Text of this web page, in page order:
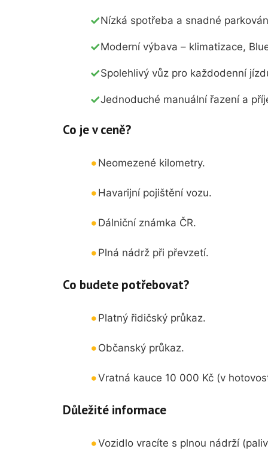
Nízká spotřeba a snadné
Moderní výbava – klimatizace,
Spolehlivý vůz pro každodenní
Jednoduché manuální řazení a
Co je v ceně?
Neomezené kilometry.
Havarijní pojištění vozu.
Dálniční známka ČR.
Plná nádrž při převzetí.
Co budete potřebovat?
Platný řidičský průkaz.
Občanský průkaz.
Vratná kauce 10 000 Kč (v
Důležité informace
Vozidlo vracíte s plnou nádrží